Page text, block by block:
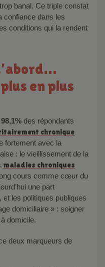
banal. Ce triple constat
confiance dans les
conditions qui la rendent
en plus
98,1% des répondants
chronique
fortement avec la
: le vieillissement de la
maladies chroniques
cours comme cœur du
une part
les politiques publiques
domiciliaire » : soigner
domicile.